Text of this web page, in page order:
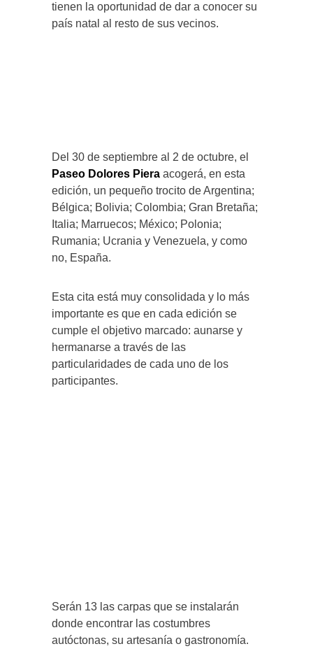
tienen la oportunidad de dar a conocer su
país natal al resto de sus vecinos.
Del 30 de septiembre al 2 de octubre, el
Paseo Dolores Piera acogerá, en esta
edición, un pequeño trocito de Argentina;
Bélgica; Bolivia; Colombia; Gran Bretaña;
Italia; Marruecos; México; Polonia;
Rumania; Ucrania y Venezuela, y como
no, España.
Esta cita está muy consolidada y lo más
importante es que en cada edición se
cumple el objetivo marcado: aunarse y
hermanarse a través de las
particularidades de cada uno de los
participantes.
Serán 13 las carpas que se instalarán
donde encontrar las costumbres
autóctonas, su artesanía o gastronomía.